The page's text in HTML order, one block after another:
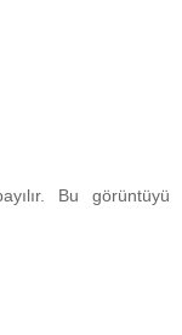
Bu görüntüyü